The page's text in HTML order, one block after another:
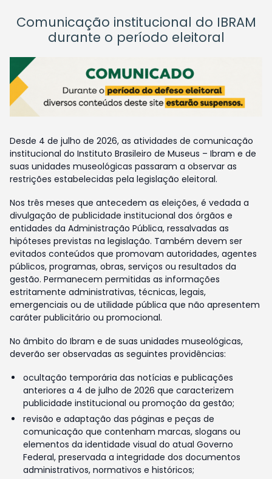
Comunicação institucional do IBRAM
durante o período eleitoral
Desde 4 de julho de 2026, as atividades de comunicação
institucional do Instituto Brasileiro de Museus – Ibram e de
suas unidades museológicas passaram a observar as
restrições estabelecidas pela legislação eleitoral.
Nos três meses que antecedem as eleições, é vedada a
divulgação de publicidade institucional dos órgãos e
entidades da Administração Pública, ressalvadas as
hipóteses previstas na legislação. Também devem ser
evitados conteúdos que promovam autoridades, agentes
públicos, programas, obras, serviços ou resultados da
gestão. Permanecem permitidas as informações
estritamente administrativas, técnicas, legais,
emergenciais ou de utilidade pública que não apresentem
caráter publicitário ou promocional.
No âmbito do Ibram e de suas unidades museológicas,
deverão ser observadas as seguintes providências:
ocultação temporária das notícias e publicações
anteriores a 4 de julho de 2026 que caracterizem
publicidade institucional ou promoção da gestão;
revisão e adaptação das páginas e peças de
comunicação que contenham marcas, slogans ou
elementos da identidade visual do atual Governo
Federal, preservada a integridade dos documentos
administrativos, normativos e históricos;